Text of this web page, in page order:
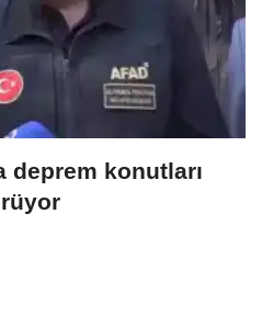
deprem konutları